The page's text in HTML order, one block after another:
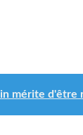
mérite d'être